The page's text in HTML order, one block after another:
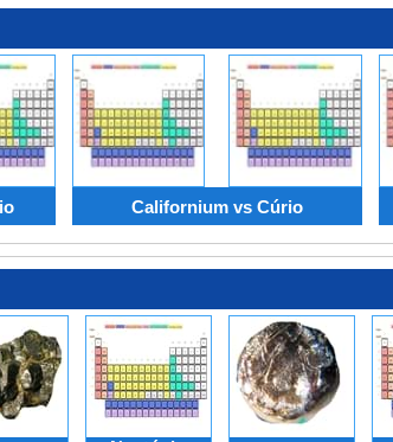
Californium vs Cúrio